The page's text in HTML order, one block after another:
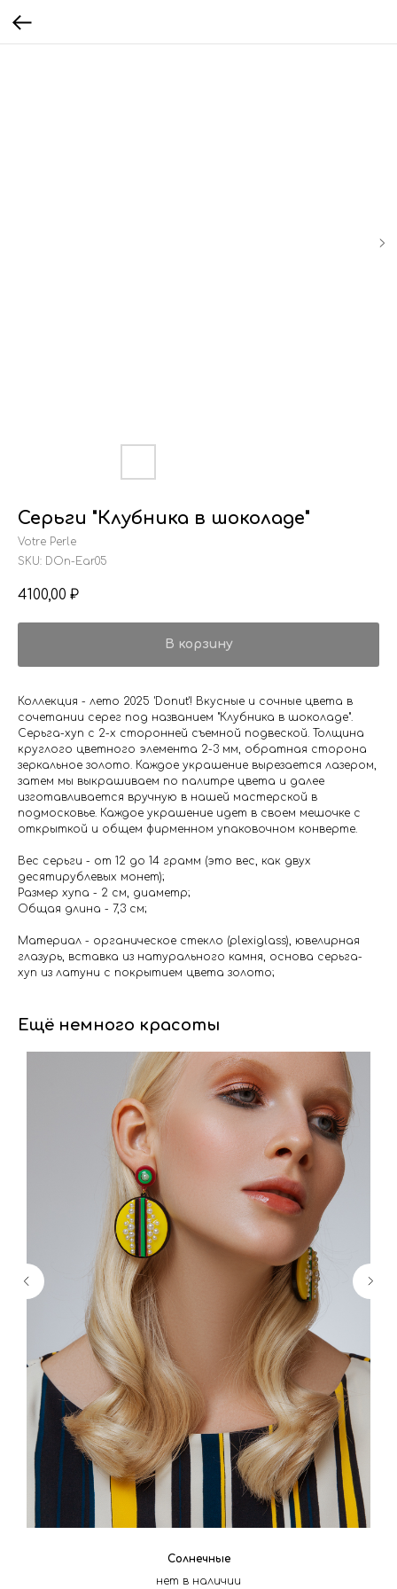
Серьги "Клубника в шоколаде"
Votre Perle
SKU: DOn-Ear05
4100,00 ₽
В корзину
Коллекция - лето 2025 'Donut'! Вкусные и сочные цвета в
сочетании серег под названием "Клубника в шоколаде".
Серьга-хуп с 2-х сторонней съемной подвеской. Толщина
круглого цветного элемента 2-3 мм, обратная сторона
зеркальное золото. Каждое украшение вырезается лазером,
затем мы выкрашиваем по палитре цвета и далее
изготавливается вручную в нашей мастерской в
подмосковье. Каждое украшение идет в своем мешочке с
открыткой и общем фирменном упаковочном конверте.
Вес серьги - от 12 до 14 грамм (это вес, как двух
десятирублевых монет);
Размер хупа - 2 см, диаметр;
Общая длина - 7,3 см;
Материал - органическое стекло (plexiglass), ювелирная
глазурь, вставка из натурального камня, основа серьга-
хуп из латуни с покрытием цвета золото;
Ещё немного красоты
Солнечные
нет в наличии